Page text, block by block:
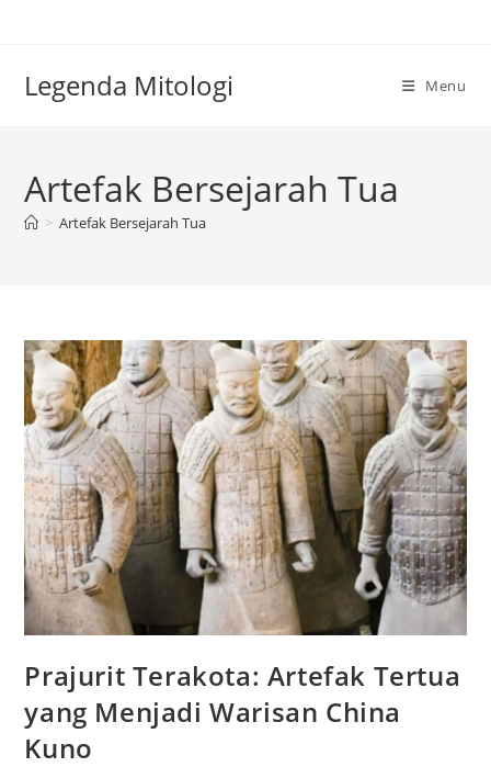
Legenda Mitologi Menu
Artefak Bersejarah Tua
> Artefak Bersejarah Tua
Prajurit Terakota: Artefak Tertua
yang Menjadi Warisan China
Kuno